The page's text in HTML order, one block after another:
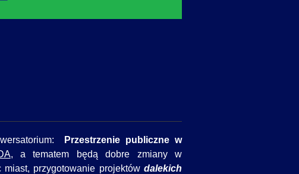
Przestrzenie publiczne w
, a tematem będą dobre zmiany w
przygotowanie projektów dalekich